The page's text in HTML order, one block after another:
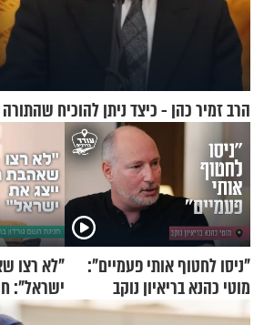
הרב זמיר כהן - כיצד ניתן להוכיח
"ניסו לחטוף אותי פעמיים":
מוטי כהנא בריאיון נוקב
"לא רצו
ישראל":
בריאיון